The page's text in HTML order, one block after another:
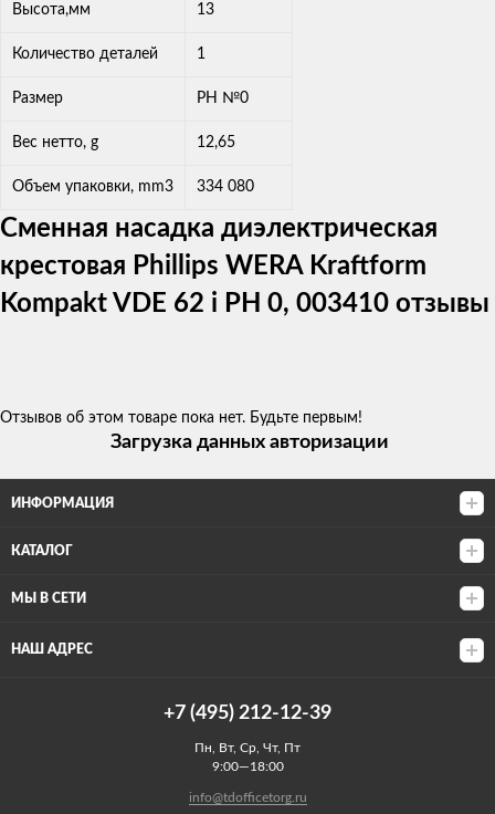
Высота,мм 13
Количество деталей 1
Размер PH №0
Вес нетто, g 12,65
Объем упаковки, mm3 334 080
Сменная насадка диэлектрическая
крестовая Phillips WERA Kraftform
Kompakt VDE 62 i PH 0, 003410 отзывы
Отзывов об этом товаре пока нет. Будьте первым!
Загрузка данных авторизации
ИНФОРМАЦИЯ
КАТАЛОГ
МЫ В СЕТИ
НАШ АДРЕС
+7 (495) 212-12-39
Пн, Вт, Ср, Чт, Пт
9:00—18:00
info@tdofficetorg.ru